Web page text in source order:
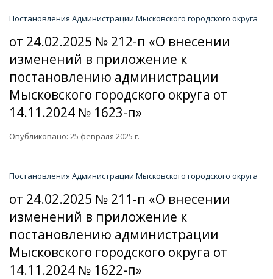
Постановления Администрации Мысковского городского округа
от 24.02.2025 № 212-п «О внесении
изменений в приложение к
постановлению администрации
Мысковского городского округа от
14.11.2024 № 1623-п»
Опубликовано: 25 февраля 2025 г.
Постановления Администрации Мысковского городского округа
от 24.02.2025 № 211-п «О внесении
изменений в приложение к
постановлению администрации
Мысковского городского округа от
14.11.2024 № 1622-п»